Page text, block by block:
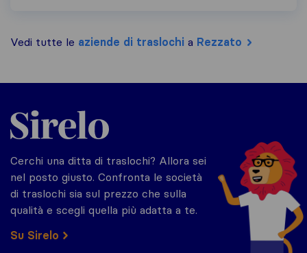
Vedi tutte le aziende di traslochi a Rezzato
Sirelo.it
Cerchi una ditta di traslochi? Allora sei
nel posto giusto. Confronta le società
di traslochi sia sul prezzo che sulla
qualità e scegli quella più adatta a te.
Su Sirelo